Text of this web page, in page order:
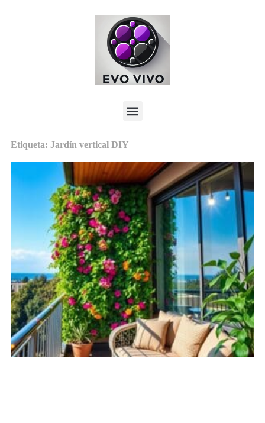
Etiqueta: Jardín vertical DIY